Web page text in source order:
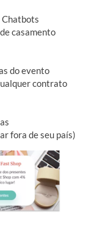
Chatbots
casamento
do evento
contrato
fora de seu país)